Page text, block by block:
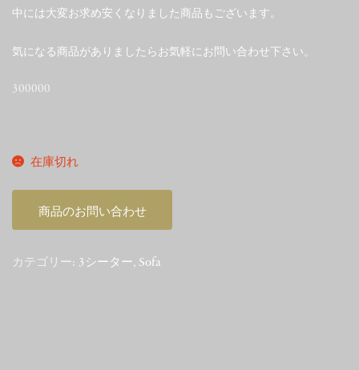
中には大変お求め安くなりました商品もございます。
気になる商品がありましたらお気軽にお問い合わせ下さい。
300000
在庫切れ
商品のお問い合わせ
カテゴリー: 3シーター, Sofa